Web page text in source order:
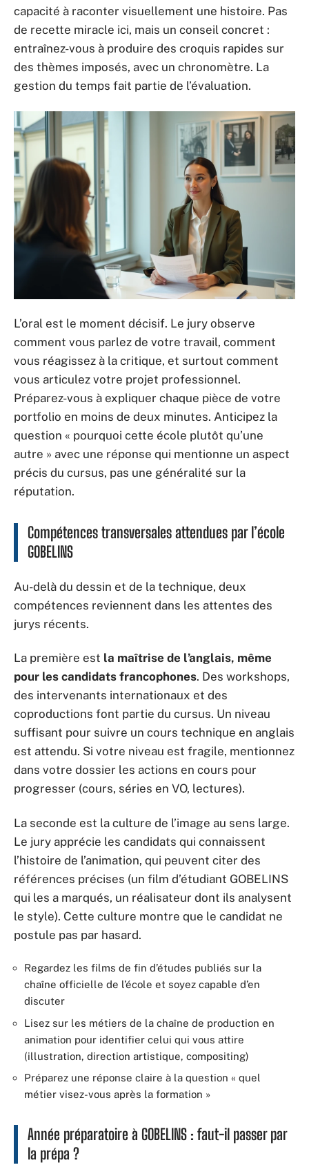
capacité à raconter visuellement une histoire. Pas
de recette miracle ici, mais un conseil concret :
entraînez-vous à produire des croquis rapides sur
des thèmes imposés, avec un chronomètre. La
gestion du temps fait partie de l’évaluation.
L’oral est le moment décisif. Le jury observe
comment vous parlez de votre travail, comment
vous réagissez à la critique, et surtout comment
vous articulez votre projet professionnel.
Préparez-vous à expliquer chaque pièce de votre
portfolio en moins de deux minutes. Anticipez la
question « pourquoi cette école plutôt qu’une
autre » avec une réponse qui mentionne un aspect
précis du cursus, pas une généralité sur la
réputation.
Compétences transversales attendues par l’école
GOBELINS
Au-delà du dessin et de la technique, deux
compétences reviennent dans les attentes des
jurys récents.
La première est la maîtrise de l’anglais, même
pour les candidats francophones. Des workshops,
des intervenants internationaux et des
coproductions font partie du cursus. Un niveau
suffisant pour suivre un cours technique en anglais
est attendu. Si votre niveau est fragile, mentionnez
dans votre dossier les actions en cours pour
progresser (cours, séries en VO, lectures).
La seconde est la culture de l’image au sens large.
Le jury apprécie les candidats qui connaissent
l’histoire de l’animation, qui peuvent citer des
références précises (un film d’étudiant GOBELINS
qui les a marqués, un réalisateur dont ils analysent
le style). Cette culture montre que le candidat ne
postule pas par hasard.
Regardez les films de fin d’études publiés sur la
chaîne officielle de l’école et soyez capable d’en
discuter
Lisez sur les métiers de la chaîne de production en
animation pour identifier celui qui vous attire
(illustration, direction artistique, compositing)
Préparez une réponse claire à la question « quel
métier visez-vous après la formation »
Année préparatoire à GOBELINS : faut-il passer par
la prépa ?